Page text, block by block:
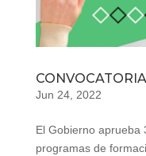
Jun 24, 2022
El Gobierno aprueba
programas de